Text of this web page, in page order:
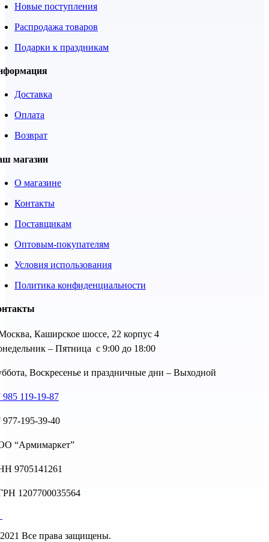
Новые поступления
Распродажа товаров
Подарки к праздникам
Доставка
Оплата
Возврат
магазин
О магазине
Контакты
Поставщикам
Оптовым-покупателям
Условия использования
Политика конфиденциальности
Каширское шоссе, 22 корпус 4
– Пятница с 9:00 до 18:00
Воскресенье и праздничные дни – Выходной
985 119-19-87
977-195-39-40
“Армимаркет”
9705141261
1207700035564
Все права защищены.